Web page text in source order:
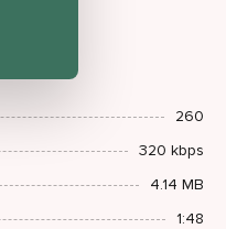
260
320 kbps
4.14 MB
1:48